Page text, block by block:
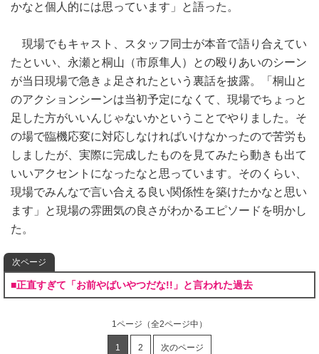
かなと個人的には思っています」と語った。
現場でもキャスト、スタッフ同士が本音で語り合えてい
たといい、永瀬と桐山（市原隼人）との殴りあいのシーン
が当日現場で急きょ足されたという裏話を披露。「桐山と
のアクションシーンは当初予定になくて、現場でちょっと
足した方がいいんじゃないかということでやりました。そ
の場で臨機応変に対応しなければいけなかったので苦労も
しましたが、実際に完成したものを見てみたら動きも出て
いいアクセントになったなと思っています。そのくらい、
現場でみんなで言い合える良い関係性を築けたかなと思い
ます」と現場の雰囲気の良さがわかるエピソードを明かし
た。
次ページ
■正直すぎて「お前やばいやつだな!!」と言われた過去
1ページ （全2ページ中）
1 2 次のページ